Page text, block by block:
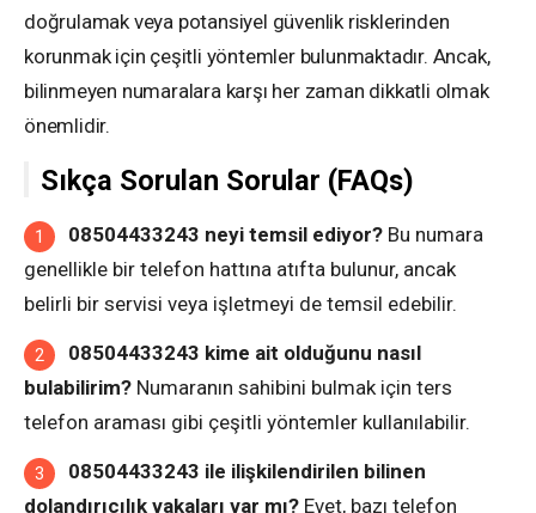
doğrulamak veya potansiyel güvenlik risklerinden
korunmak için çeşitli yöntemler bulunmaktadır. Ancak,
bilinmeyen numaralara karşı her zaman dikkatli olmak
önemlidir.
Sıkça Sorulan Sorular (FAQs)
08504433243 neyi temsil ediyor? Bu numara
genellikle bir telefon hattına atıfta bulunur, ancak
belirli bir servisi veya işletmeyi de temsil edebilir.
08504433243 kime ait olduğunu nasıl
bulabilirim? Numaranın sahibini bulmak için ters
telefon araması gibi çeşitli yöntemler kullanılabilir.
08504433243 ile ilişkilendirilen bilinen
dolandırıcılık vakaları var mı? Evet, bazı telefon